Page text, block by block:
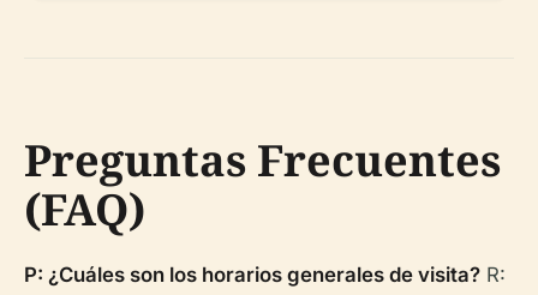
Preguntas Frecuentes
(FAQ)
P: ¿Cuáles son los horarios generales de visita? R: